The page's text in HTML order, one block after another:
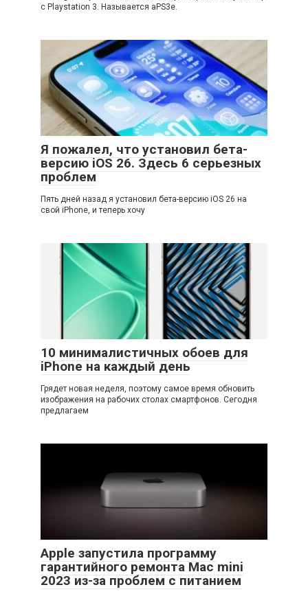
с Playstation 3. Называется aPS3e.
Я пожалел, что установил бета-
версию iOS 26. Здесь 6 серьезных
проблем
Пять дней назад я установил бета-версию iOS 26 на
свой iPhone, и теперь хочу
10 минималистичных обоев для
iPhone на каждый день
Грядет новая неделя, поэтому самое время обновить
изображения на рабочих столах смартфонов. Сегодня
предлагаем
Apple запустила программу
гарантийного ремонта Mac mini
2023 из-за проблем с питанием